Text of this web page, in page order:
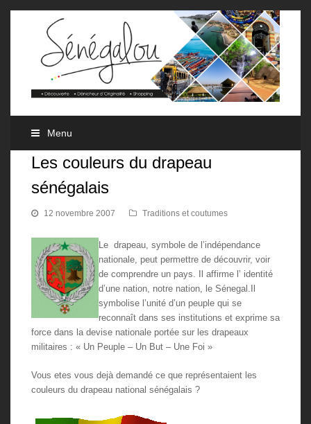
Menu
Les couleurs du drapeau
sénégalais
12 novembre 2007 Traditions et coutumes
Le drapeau, symbole de l’indépendance
nationale, peut permettre de découvrir, voir
de comprendre un pays. Il affirme l’ identité
d’une nation, notre nation, le Sénegal.
symbolise l’unité d’un peuple qui se
reconnaît dans ses institutions et exprime sa
force dans la devise nationale portée sur les drapeaux
militaires : « Un Peuple – Un But – Une Foi »
Vous etes vous dejà demandé ce que représentaient les
couleurs du drapeau national sénégalais ?